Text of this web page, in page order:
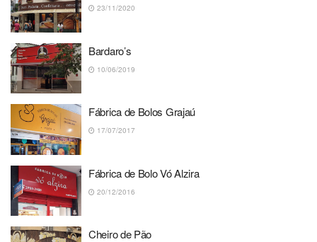
23/11/2020
Bardaro’s
10/06/2019
Fábrica de Bolos Grajaú
17/07/2017
Fábrica de Bolo Vó Alzira
20/12/2016
Cheiro de Pão